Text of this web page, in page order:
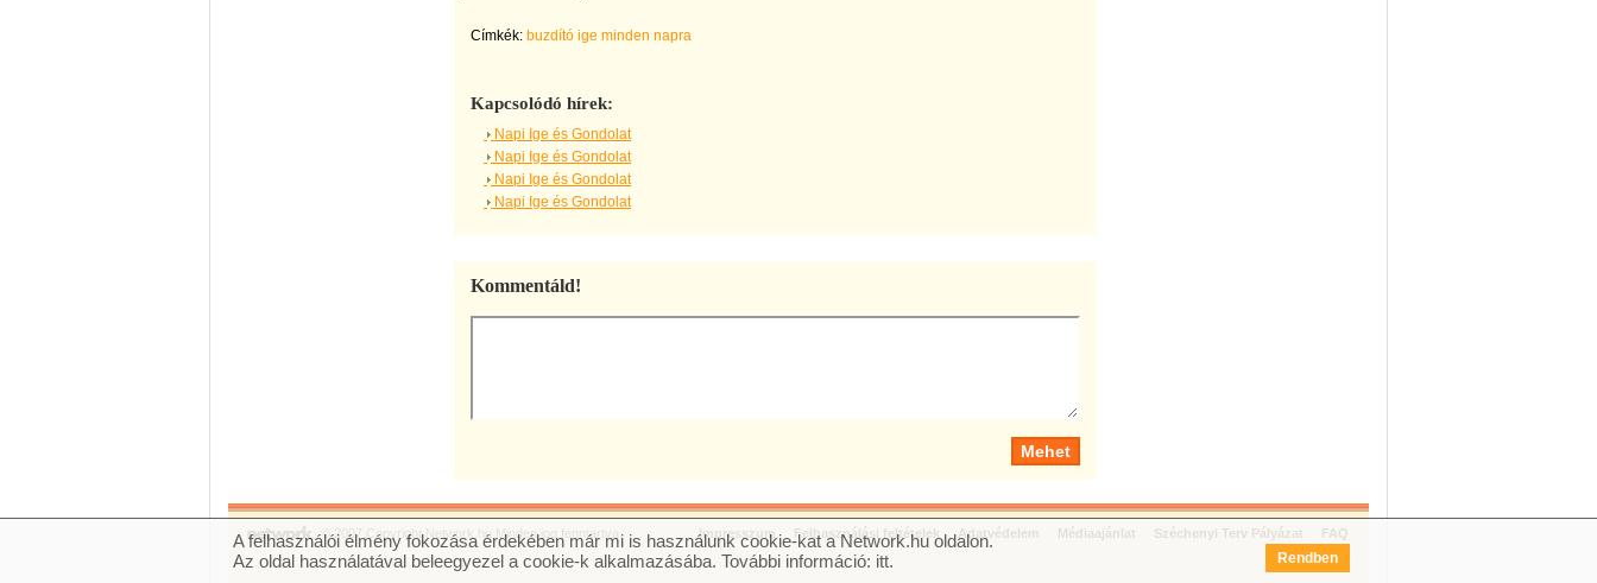
Címkék: buzdító ige minden napra
Kapcsolódó hírek:
Napi Ige és Gondolat
Napi Ige és Gondolat
Napi Ige és Gondolat
Napi Ige és Gondolat
Kommentáld!
© 2007 Copyright Network.hu Minden jog fenntartva. Impresszum Felhasználási feltételek Adatvédelem Médiaajánlat Széchenyi Terv Pályázat FAQ
A felhasználói élmény fokozása érdekében már mi is használunk cookie-kat a Network.hu oldalon.
Az oldal használatával beleegyezel a cookie-k alkalmazásába. További információ: itt. Rendben